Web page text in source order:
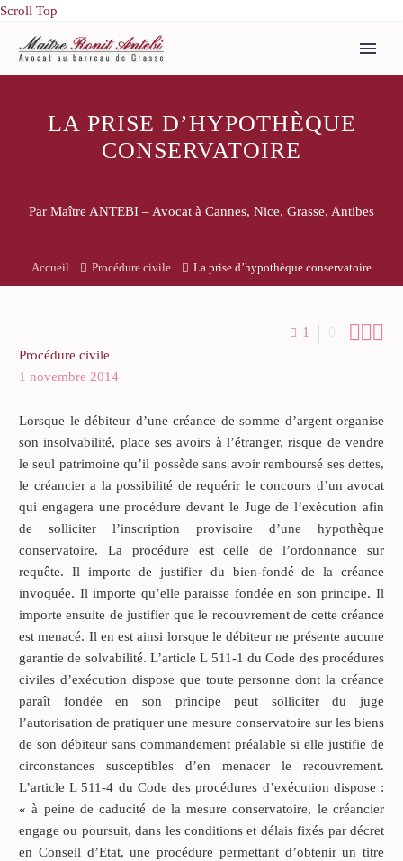
Scroll Top
LA PRISE D’HYPOTHÈQUE
CONSERVATOIRE
Par Maître ANTEBI – Avocat à Cannes, Nice, Grasse, Antibes
Accueil Procédure civile La prise d’hypothèque conservatoire
1 0 
Procédure civile
1 novembre 2014
Lorsque le débiteur d’une créance de somme d’argent organise
son insolvabilité, place ses avoirs à l’étranger, risque de vendre
le seul patrimoine qu’il possède sans avoir remboursé ses dettes,
le créancier a la possibilité de requérir le concours d’un avocat
qui engagera une procédure devant le Juge de l’exécution afin
de solliciter l’inscription provisoire d’une hypothèque
conservatoire. La procédure est celle de l’ordonnance sur
requête. Il importe de justifier du bien-fondé de la créance
invoquée. Il importe qu’elle paraisse fondée en son principe. Il
importe ensuite de justifier que le recouvrement de cette créance
est menacé. Il en est ainsi lorsque le débiteur ne présente aucune
garantie de solvabilité. L’article L 511-1 du Code des procédures
civiles d’exécution dispose que toute personne dont la créance
paraît fondée en son principe peut solliciter du juge
l’autorisation de pratiquer une mesure conservatoire sur les biens
de son débiteur sans commandement préalable si elle justifie de
circonstances susceptibles d’en menacer le recouvrement.
L’article L 511-4 du Code des procédures d’exécution dispose :
« à peine de caducité de la mesure conservatoire, le créancier
engage ou poursuit, dans les conditions et délais fixés par décret
en Conseil d’Etat, une procédure permettant d’obtenir un titre